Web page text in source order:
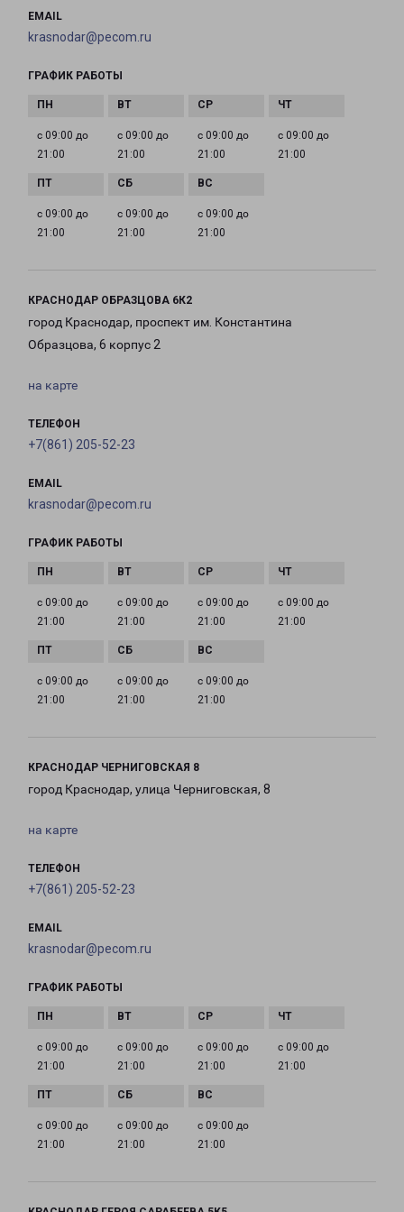
EMAIL
krasnodar@pecom.ru
ГРАФИК РАБОТЫ
с 09:00 до
21:00
с 09:00 до
21:00
с 09:00 до
21:00
с 09:00 до
21:00
с 09:00 до
21:00
с 09:00 до
21:00
с 09:00 до
21:00
КРАСНОДАР ОБРАЗЦОВА 6К2
город Краснодар, проспект им. Константина
Образцова, 6 корпус 2
на карте
ТЕЛЕФОН
+7(861) 205-52-23
EMAIL
krasnodar@pecom.ru
ГРАФИК РАБОТЫ
с 09:00 до
21:00
с 09:00 до
21:00
с 09:00 до
21:00
с 09:00 до
21:00
с 09:00 до
21:00
с 09:00 до
21:00
с 09:00 до
21:00
КРАСНОДАР ЧЕРНИГОВСКАЯ 8
город Краснодар, улица Черниговская, 8
на карте
ТЕЛЕФОН
+7(861) 205-52-23
EMAIL
krasnodar@pecom.ru
ГРАФИК РАБОТЫ
с 09:00 до
21:00
с 09:00 до
21:00
с 09:00 до
21:00
с 09:00 до
21:00
с 09:00 до
21:00
с 09:00 до
21:00
с 09:00 до
21:00